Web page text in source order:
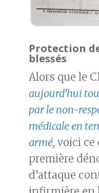
Protection
blessés
Alors que le
aujourd’hui
par le non-
médicale en
armé, voici ce
première
d’attaque